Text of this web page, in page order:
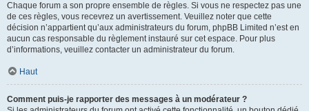
Chaque forum a son propre ensemble de règles. Si vous ne respectez pas une
de ces règles, vous recevrez un avertissement. Veuillez noter que cette
décision n’appartient qu’aux administrateurs du forum, phpBB Limited n’est en
aucun cas responsable du règlement instauré sur cet espace. Pour plus
d’informations, veuillez contacter un administrateur du forum.
Haut
Comment puis-je rapporter des messages à un modérateur ?